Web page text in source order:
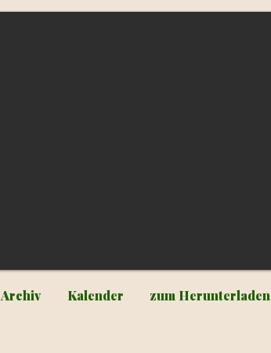
Archiv Kalender zum Herunterladen